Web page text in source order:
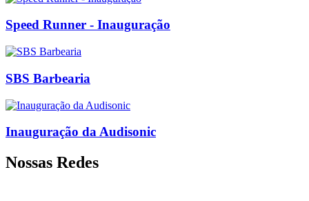
Speed Runner - Inauguração
SBS Barbearia
Inauguração da Audisonic
Nossas Redes